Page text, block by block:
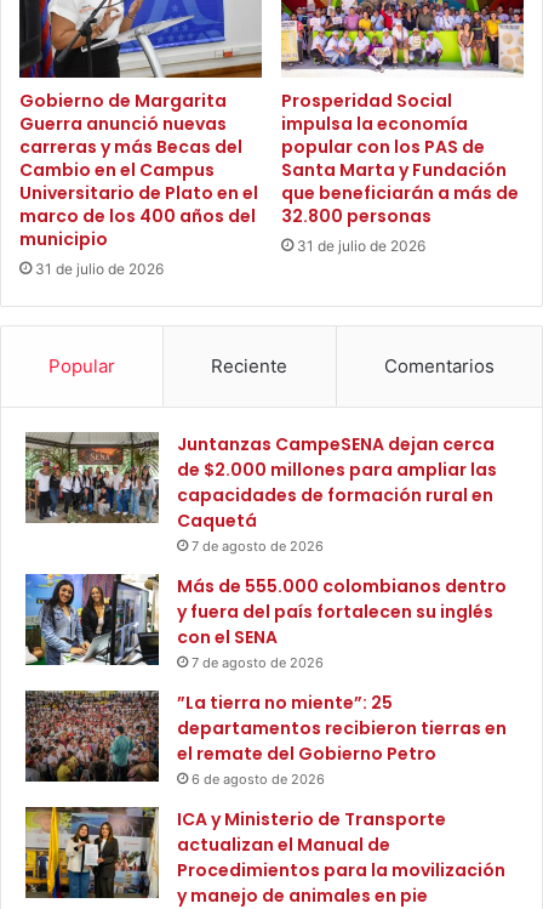
b
a
l
g
e
s
t
i
ó
n
d
e
B
A
g
a
o
d
u
a
n
e
R
e
u
n
Gobierno de Margarita
Guerra anunció nuevas
carreras y más Becas del
Cambio en el Campus
Universitario de Plato en el
marco de los 400 años del
municipio
31 de julio de 2026
Prosperidad Social
impulsa la economía
popular con los PAS de
Santa Marta y Fundación
que beneficiarán a más de
32.800 personas
31 de julio de 2026
Popular Reciente Comentarios
Juntanzas CampeSENA dejan cerca
de $2.000 millones para ampliar las
capacidades de formación rural en
Caquetá
7 de agosto de 2026
Más de 555.000 colombianos dentro
y fuera del país fortalecen su inglés
con el SENA
7 de agosto de 2026
”La tierra no miente”: 25
departamentos recibieron tierras en
el remate del Gobierno Petro
6 de agosto de 2026
ICA y Ministerio de Transporte
actualizan el Manual de
Procedimientos para la movilización
y manejo de animales en pie